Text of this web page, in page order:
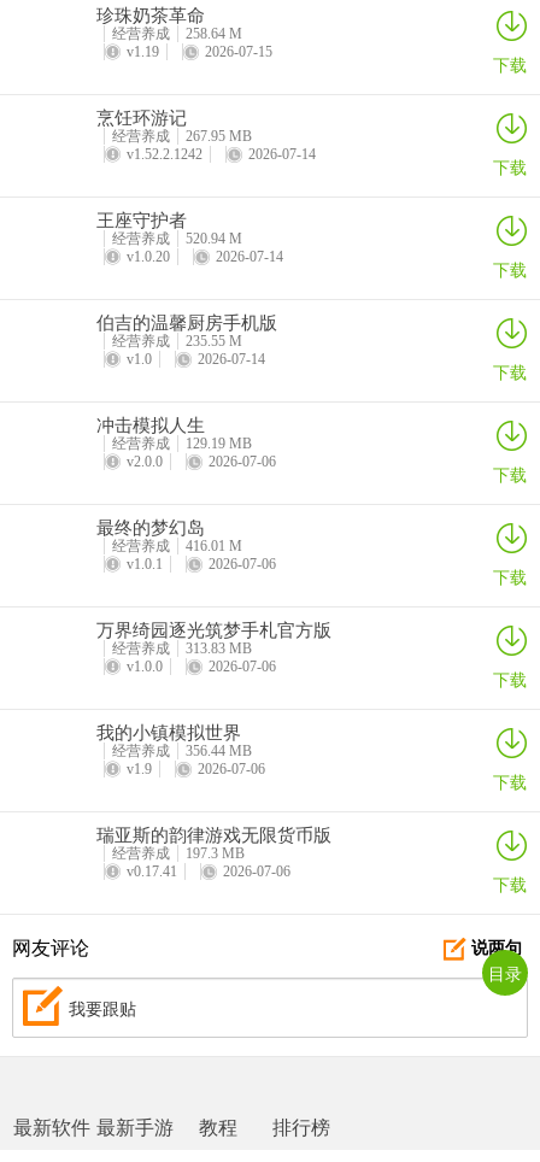
珍珠奶茶革命
经营养成
258.64 M
v1.19
2026-07-15 下载
烹饪环游记
经营养成
267.95 MB
v1.52.2.1242
2026-07-14 下载
王座守护者
经营养成
520.94 M
v1.0.20
2026-07-14 下载
伯吉的温馨厨房手机版
经营养成
235.55 M
v1.0
2026-07-14 下载
冲击模拟人生
经营养成
129.19 MB
v2.0.0
2026-07-06 下载
最终的梦幻岛
经营养成
416.01 M
v1.0.1
2026-07-06 下载
万界绮园逐光筑梦手札官方版
经营养成
313.83 MB
v1.0.0
2026-07-06 下载
我的小镇模拟世界
经营养成
356.44 MB
v1.9
2026-07-06 下载
瑞亚斯的韵律游戏无限货币版
经营养成
197.3 MB
v0.17.41
2026-07-06 下载
说两句
网友评论
我要跟贴
最新软件 最新手游 教程 排行榜
目录